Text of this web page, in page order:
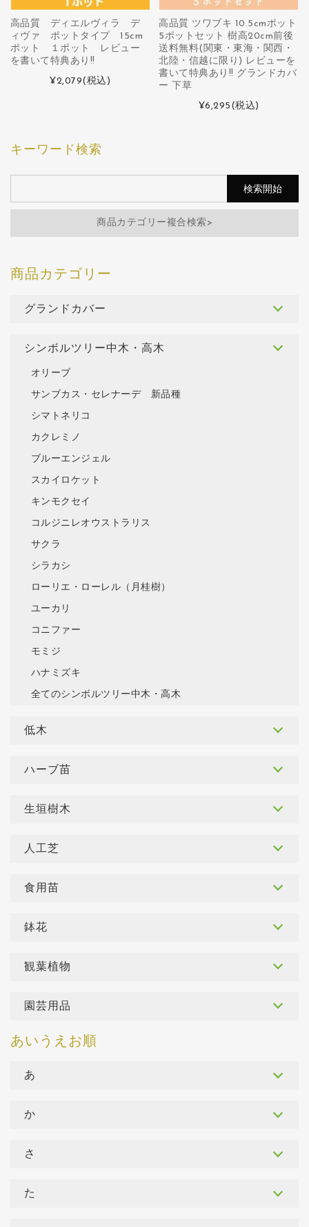
高品質 ディエルヴィラ デ
ィヴァ ポットタイプ 15cm
ポット １ポット レビュー
を書いて特典あり!!
¥2,079(税込)
高品質 ツワブキ 10.5cmポット
5ポットセット 樹高20cm前後
送料無料(関東・東海・関西・
北陸・信越に限り) レビューを
書いて特典あり!! グランドカバ
ー 下草
¥6,295 (税込)
キーワード検索
商品カテゴリー複合検索>
グランドカバー
シンボルツリー中木・高木
オリーブ
サンブカス・セレナーデ 新品種
シマトネリコ
カクレミノ
ブルーエンジェル
スカイロケット
キンモクセイ
コルジニレオウストラリス
サクラ
シラカシ
ローリエ・ローレル（月桂樹）
ユーカリ
コニファー
モミジ
ハナミズキ
全てのシンボルツリー中木・高木
低木
ハーブ苗
生垣樹木
人工芝
食用苗
鉢花
観葉植物
園芸用品
あ
か
さ
た